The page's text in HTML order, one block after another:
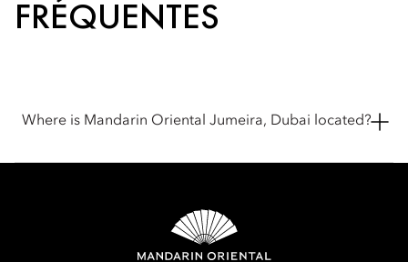
FRÉQUENTES
Where is Mandarin Oriental Jumeira, Dubai located?
overlooking the Arabian Gulf.
Just minutes from Downtown Dubai and the city's cultural and
lifestyle destinations, the hotel combines a tranquil seaside